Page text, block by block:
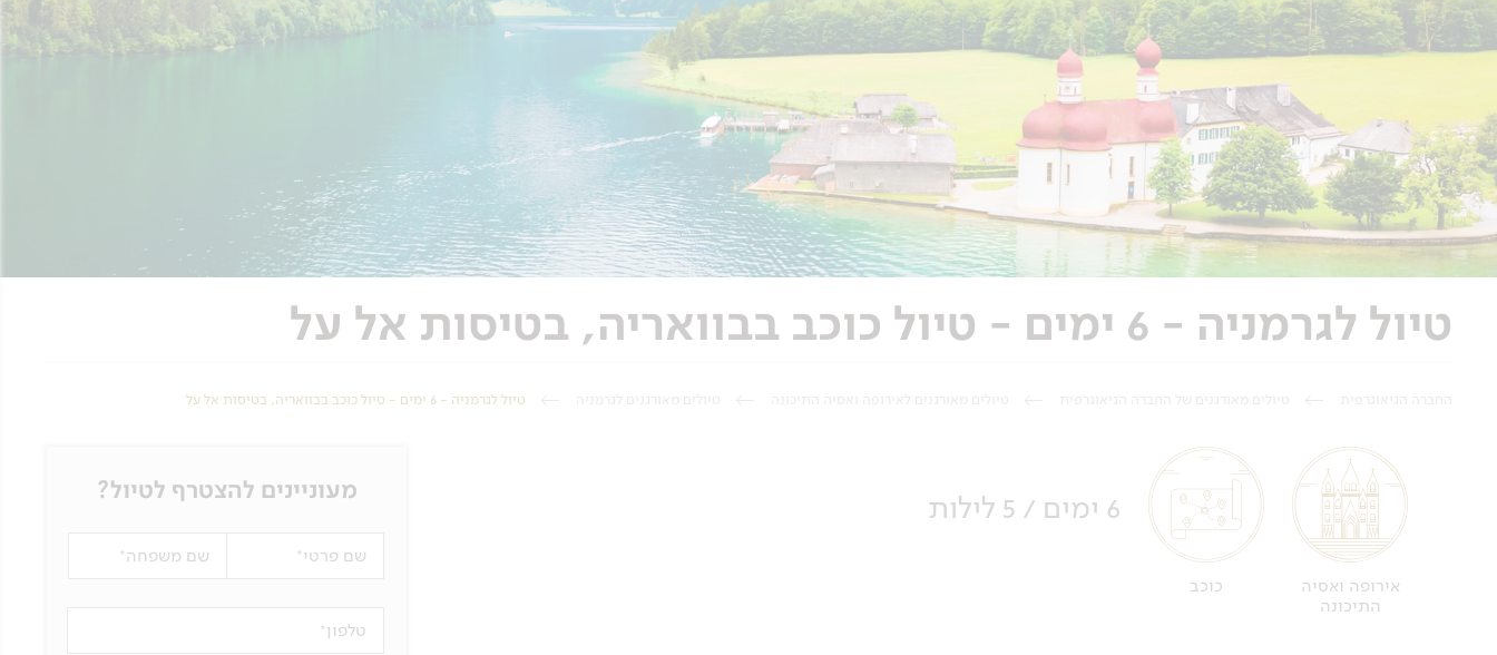
טיול לגרמניה - 6 ימים - טיול כוכב בבוואריה, בטיסות אל על
טיול לגרמניה - 6 ימים - טיול כוכב בבוואריה, בטיסות אל על
אירופה ואסיה
התיכונה
כוכב
6 ימים / 5 לילות מעוניינים להצטרף לטיול?
שם פרטי שם משפחה
טלפון